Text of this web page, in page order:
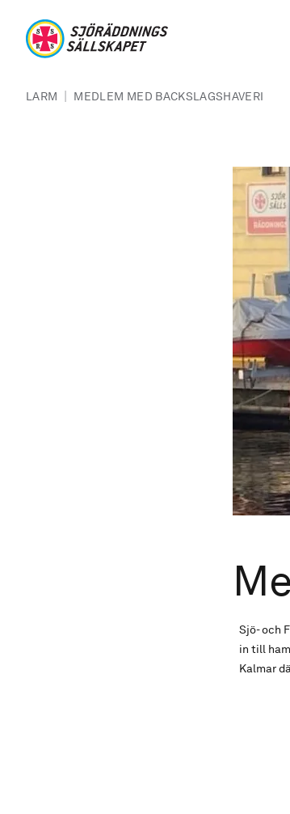
LARM | MEDLEM MED BACKSLAGSHAVERI
Sjö- och
in till
Kalmar